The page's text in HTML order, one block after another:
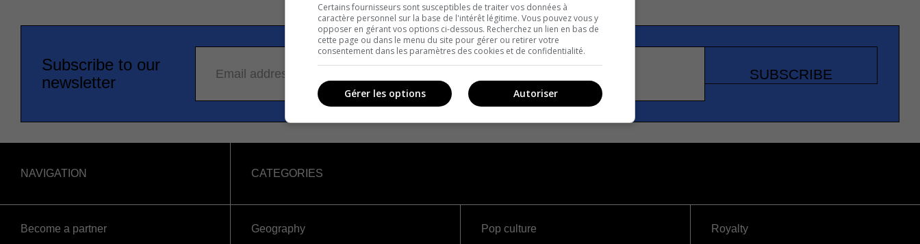
Subscribe to our
newsletter
Email address SUBSCRIBE
NAVIGATION
Become a partner
CATEGORIES
Geography
Pop culture
Royalty
Certains fournisseurs sont susceptibles de traiter vos données à
caractère personnel sur la base de l'intérêt légitime. Vous pouvez vous y
opposer en gérant vos options ci-dessous. Recherchez un lien en bas de
cette page ou dans le menu du site pour gérer ou retirer votre
consentement dans les paramètres des cookies et de confidentialité.
Autoriser
Gérer les options